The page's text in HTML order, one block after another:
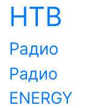
НТВ
Радио
Радио
ENERGY